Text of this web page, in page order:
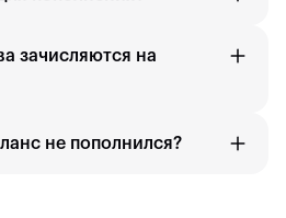
зачисляются на
не пополнился?